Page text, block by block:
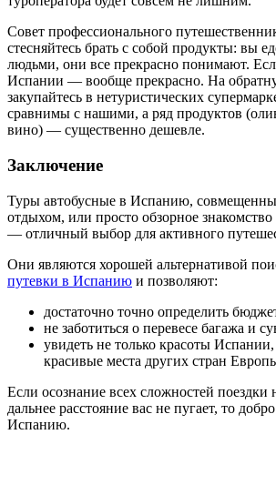
Совет профессионального
стесняйтесь брать с собой продукты: вы
людьми, они все прекрасно понимают.
Испании — вообще прекрасно. На
закупайтесь в нетуристических
сравнимы с нашими, а ряд продуктов
вино) — существенно дешевле.
Заключение
Туры автобусные в Испанию,
отдыхом, или просто обзорное знакомство
— отличный выбор для активного
Они являются хорошей альтернативой
путевки в Испанию и позволяют:
достаточно точно определить
не заботиться о перевесе багажа и
увидеть не только красоты
красивые места других стран
Если осознание всех сложностей поездки
дальнее расстояние вас не пугает, то
Испанию.